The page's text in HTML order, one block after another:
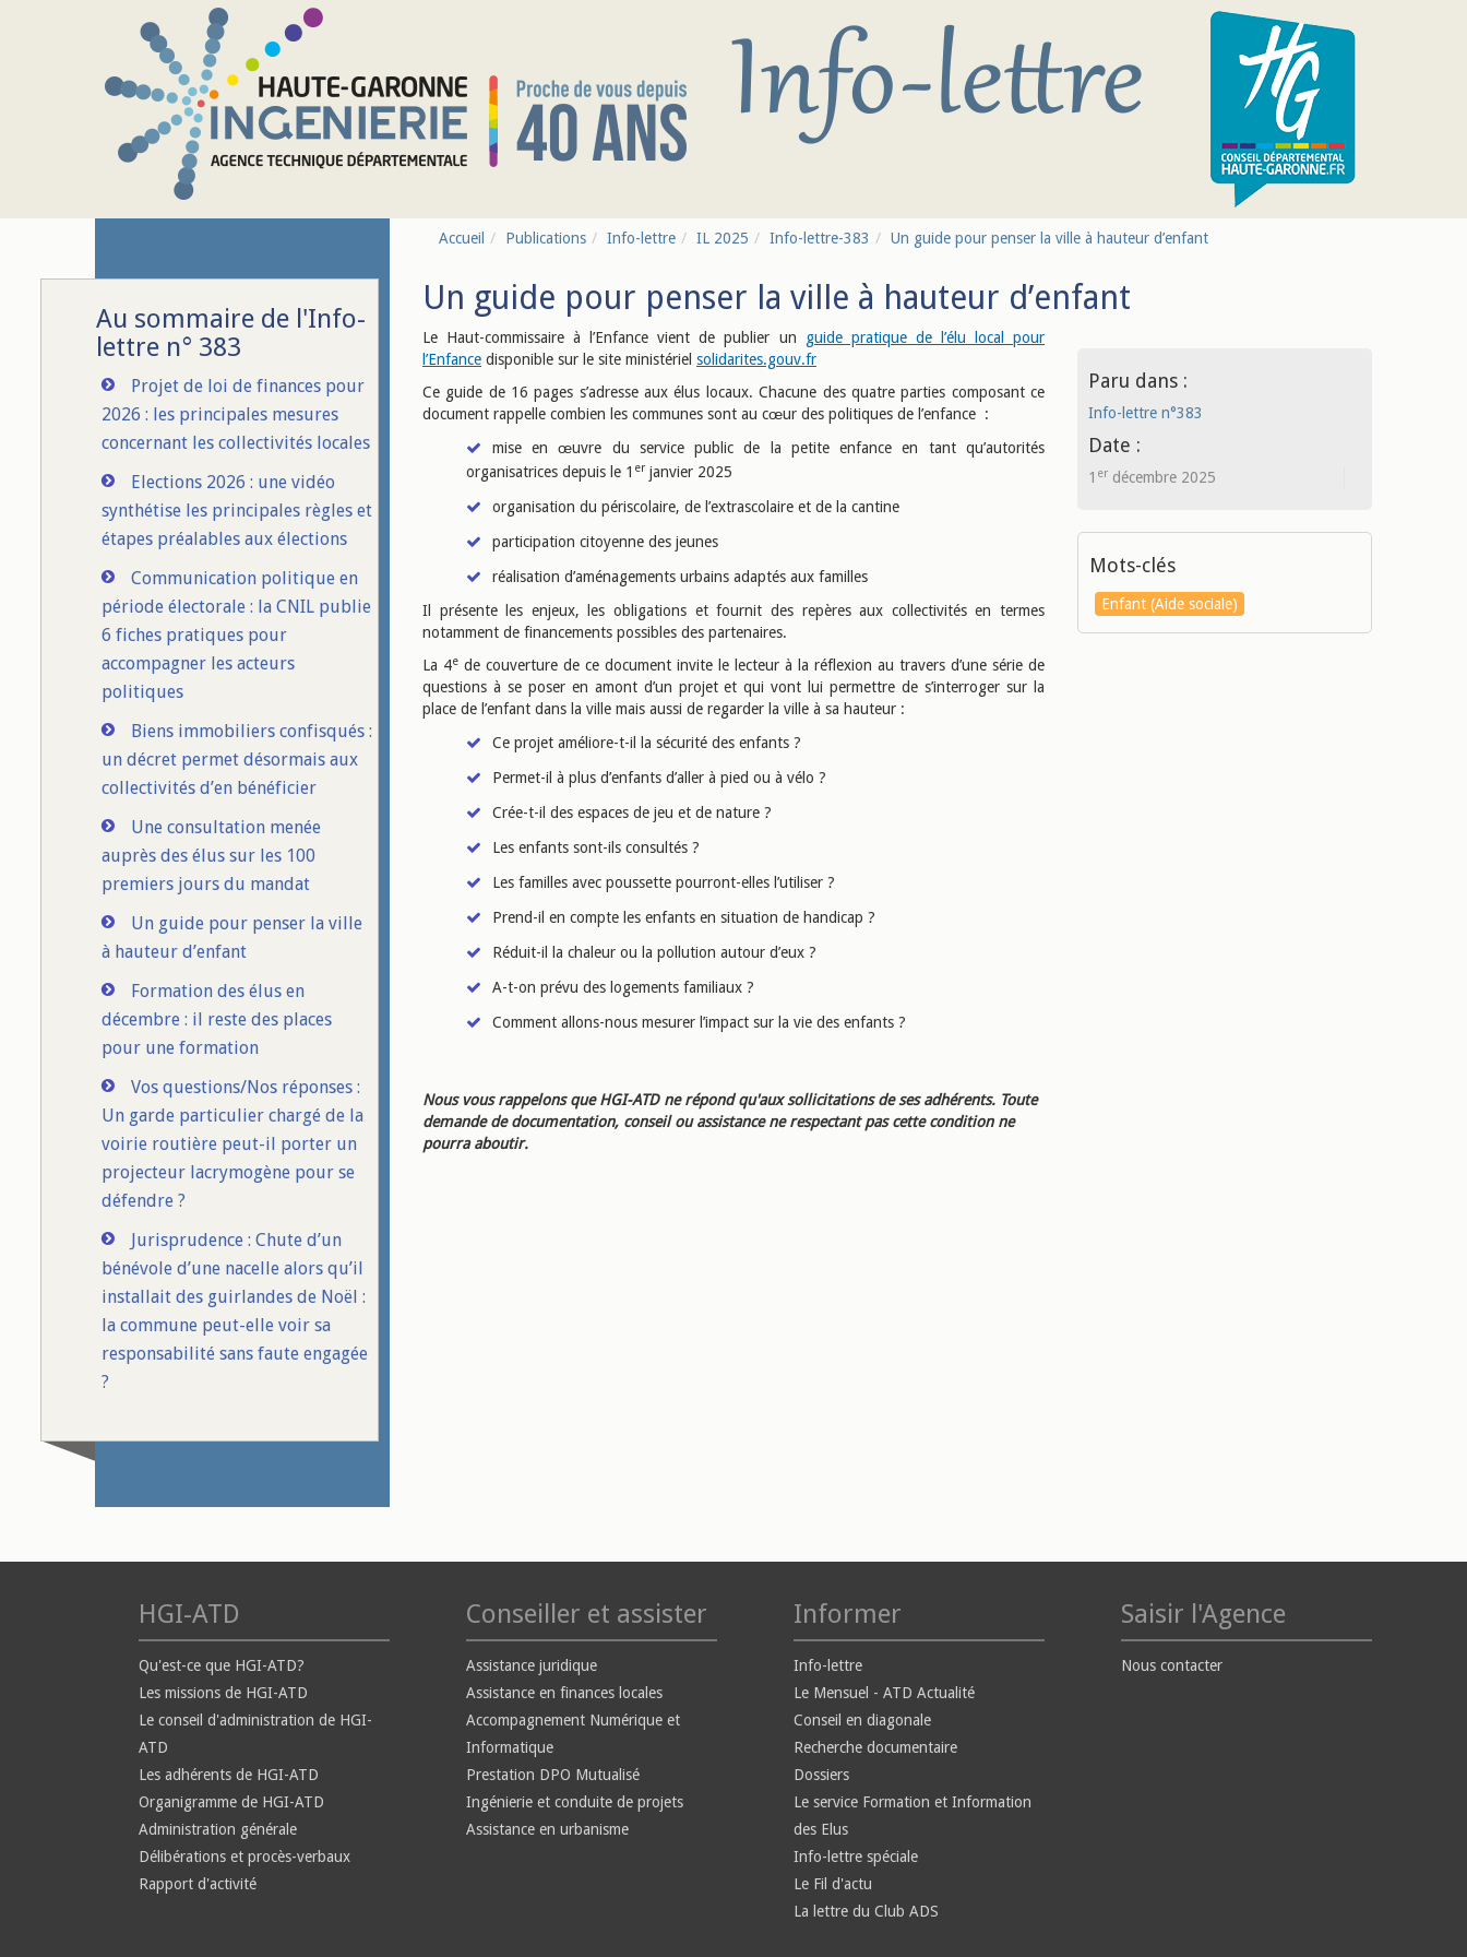
Au sommaire de l'Info-
lettre n° 383
Projet de loi de finances pour
2026 : les principales mesures
concernant les collectivités locales
Elections 2026 : une vidéo
synthétise les principales règles et
étapes préalables aux élections
Communication politique en
période électorale : la CNIL publie
6 fiches pratiques pour
accompagner les acteurs
politiques
Biens immobiliers confisqués :
un décret permet désormais aux
collectivités d’en bénéficier
Une consultation menée
auprès des élus sur les 100
premiers jours du mandat
Un guide pour penser la ville
à hauteur d’enfant
Formation des élus en
décembre : il reste des places
pour une formation
Vos questions/Nos réponses :
Un garde particulier chargé de la
voirie routière peut-il porter un
projecteur lacrymogène pour se
défendre ?
Jurisprudence : Chute d’un
bénévole d’une nacelle alors qu’il
installait des guirlandes de Noël :
la commune peut-elle voir sa
responsabilité sans faute engagée
?
Accueil Publications Info-lettre IL 2025 Info-lettre-383 Un guide pour penser la ville à hauteur d’enfant
Un guide pour penser la ville à hauteur d’enfant
Le Haut-commissaire à l’Enfance vient de publier un guide pratique de l’élu local pour
l’Enfance disponible sur le site ministériel solidarites.gouv.fr
Ce guide de 16 pages s’adresse aux élus locaux. Chacune des quatre parties composant ce
document rappelle combien les communes sont au cœur des politiques de l’enfance :
mise en œuvre du service public de la petite enfance en tant qu’autorités
organisatrices depuis le 1 er janvier 2025
organisation du périscolaire, de l’extrascolaire et de la cantine
participation citoyenne des jeunes
réalisation d’aménagements urbains adaptés aux familles
Il présente les enjeux, les obligations et fournit des repères aux collectivités en termes
notamment de financements possibles des partenaires.
La 4e de couverture de ce document invite le lecteur à la réflexion au travers d’une série de
questions à se poser en amont d’un projet et qui vont lui permettre de s’interroger sur la
place de l’enfant dans la ville mais aussi de regarder la ville à sa hauteur :
Ce projet améliore-t-il la sécurité des enfants ?
Permet-il à plus d’enfants d’aller à pied ou à vélo ?
Crée-t-il des espaces de jeu et de nature ?
Les enfants sont-ils consultés ?
Les familles avec poussette pourront-elles l’utiliser ?
Prend-il en compte les enfants en situation de handicap ?
Réduit-il la chaleur ou la pollution autour d’eux ?
A-t-on prévu des logements familiaux ?
Comment allons-nous mesurer l’impact sur la vie des enfants ?
Nous vous rappelons que HGI-ATD ne répond qu'aux sollicitations de ses adhérents. Toute
demande de documentation, conseil ou assistance ne respectant pas cette condition ne
pourra aboutir.
Paru dans :
Info-lettre n°383
Date :
1 erdécembre 2025
Mots-clés
Enfant (Aide sociale)
HGI-ATD
Qu'est-ce que HGI-ATD?
Les missions de HGI-ATD
Le conseil d'administration de HGI-
ATD
Les adhérents de HGI-ATD
Organigramme de HGI-ATD
Administration générale
Délibérations et procès-verbaux
Rapport d'activité
Conseiller et assister
Assistance juridique
Assistance en finances locales
Accompagnement Numérique et
Informatique
Prestation DPO Mutualisé
Ingénierie et conduite de projets
Assistance en urbanisme
Informer
Info-lettre
Le Mensuel - ATD Actualité
Conseil en diagonale
Recherche documentaire
Dossiers
Le service Formation et Information
des Elus
Info-lettre spéciale
Le Fil d'actu
La lettre du Club ADS
Saisir l'Agence
Nous contacter